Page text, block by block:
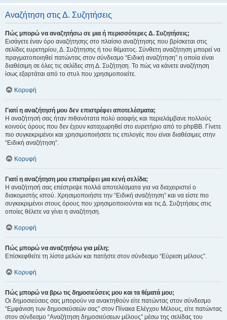
Αναζήτηση στις Δ. Συζητήσεις
Πώς μπορώ να αναζητήσω σε μια ή περισσότερες Δ. Συζητήσεις;
Εισάγετε έναν όρο αναζήτησης στο πλαίσιο αναζήτησης που βρίσκεται στις
σελίδες ευρετηρίου, Δ. Συζήτησης ή του θέματος. Σύνθετη αναζήτηση μπορεί να
πραγματοποιηθεί πατώντας στον σύνδεσμο “Ειδική αναζήτηση” η οποία είναι
διαθέσιμη σε όλες τις σελίδες στη Δ. Συζήτηση. Το πώς να κάνετε αναζήτηση
ίσως εξαρτάται από το στυλ που χρησιμοποιείτε.
Κορυφή
Γιατί η αναζήτησή μου δεν επιστρέφει αποτελέσματα;
Η αναζήτησή σας ήταν πιθανότατα πολύ ασαφής και περιελάμβανε πολλούς
κοινούς όρους που δεν έχουν καταχωρηθεί στο ευρετήριο από το phpBB. Γίνετε
πιο συγκεκριμένοι και χρησιμοποιήσετε τις επιλογές που είναι διαθέσιμες στην
“Ειδική αναζήτηση”.
Κορυφή
Γιατί η αναζήτηση μου επιστρέφει μια κενή σελίδα;
Η αναζήτησή σας επέστρεψε πολλά αποτελέσματα για να διαχειριστεί ο
διακομιστής ιστού. Χρησιμοποιήστε την “Ειδική αναζήτηση” και να είστε πιο
συγκεκριμένοι στους όρους που χρησιμοποιούνται και τις Δ. Συζητήσεις στις
οποίες θέλετε να γίνει η αναζήτηση.
Κορυφή
Πώς μπορώ να αναζητήσω για μέλη;
Επίσκεφθείτε τη λίστα μελών και πατήστε στον σύνδεσμο “Εύρεση μέλους”.
Κορυφή
Πώς μπορώ να βρω τις δημοσιεύσεις μου και τα θέματά μου;
Οι δημοσιεύσεις σας μπορούν να ανακτηθούν είτε πατώντας στον σύνδεσμο
“Εμφάνιση των δημοσιεύσεών σας” στον Πίνακα Ελέγχου Μέλους, είτε πατώντας
στον σύνδεσμο “Αναζήτηση δημοσιεύσεων μέλους” μέσω της σελίδας του